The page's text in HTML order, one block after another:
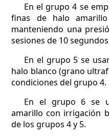
En el grupo 4 se
finas de halo
manteniendo una
sesiones de 10
En el grupo 5 se
halo blanco (grano
condiciones del grupo 4.
En el grupo 6 se
amarillo con irrigación
de los grupos 4 y 5.